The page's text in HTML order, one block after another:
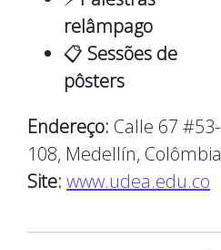
relâmpago
📋 Sessões de
pôsters
Endereço: Calle 67 #53-
108, Medellín, Colômbia
Site: www.udea.edu.co